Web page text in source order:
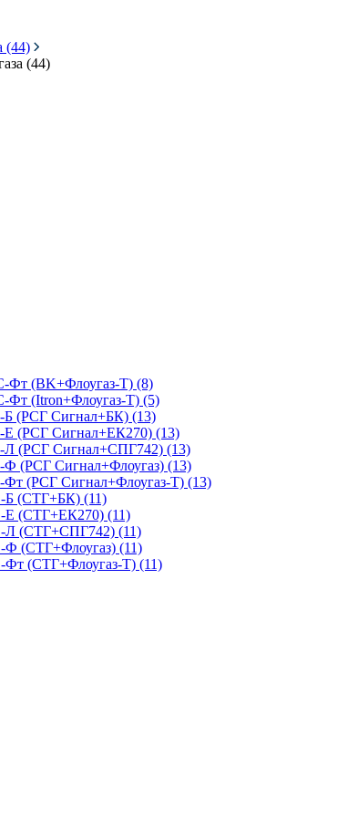
(44)
(44)
Фт (BK+Флоугаз-Т) (8)
Фт (Itron+Флоугаз-Т) (5)
Б (РСГ Сигнал+БК) (13)
Е (РСГ Сигнал+ЕК270) (13)
Л (РСГ Сигнал+СПГ742) (13)
Ф (РСГ Сигнал+Флоугаз) (13)
(РСГ Сигнал+Флоугаз-Т) (13)
Б (СТГ+БК) (11)
Е (СТГ+ЕК270) (11)
Л (СТГ+СПГ742) (11)
Ф (СТГ+Флоугаз) (11)
Фт (СТГ+Флоугаз-Т) (11)